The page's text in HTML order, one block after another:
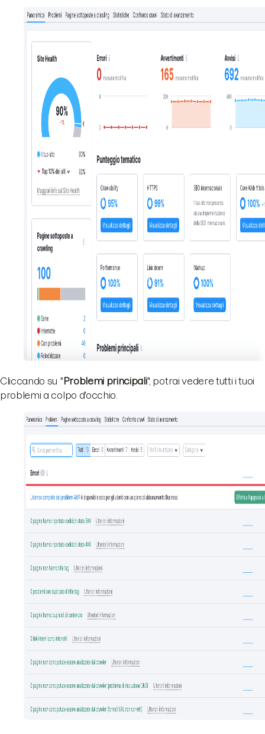
Cliccando su "Problemi principali", potrai vedere tutti i tuoi
problemi a colpo d'occhio.